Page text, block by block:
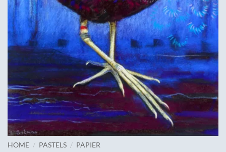
HOME / PASTELS / PAPIER